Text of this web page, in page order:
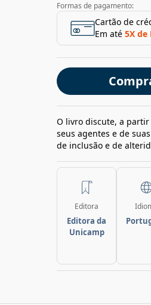
Formas de pagamento:
Cartão de
Em até 5X de
O livro discute, a
seus agentes e de
de inclusão e de
Editora
Editora da
Unicamp